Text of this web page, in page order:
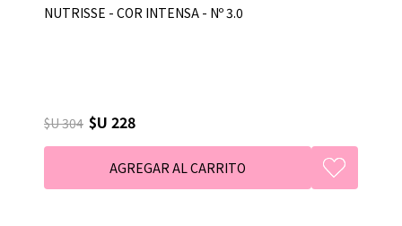
NUTRISSE - COR INTENSA - Nº 3.0
$U 304 $U 228